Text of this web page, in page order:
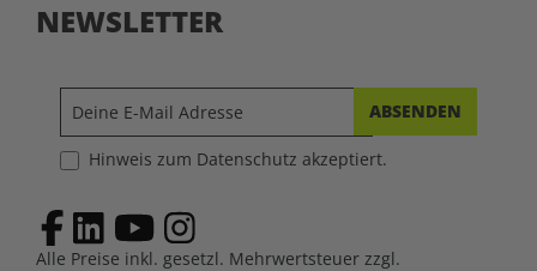
NEWSLETTER
ABSENDEN
Hinweis zum Datenschutz akzeptiert.
Alle Preise inkl. gesetzl. Mehrwertsteuer zzgl.